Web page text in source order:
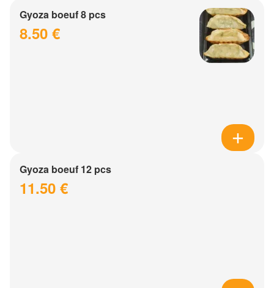
Gyoza boeuf 8 pcs
8.50 €
Gyoza boeuf 12 pcs
11.50 €